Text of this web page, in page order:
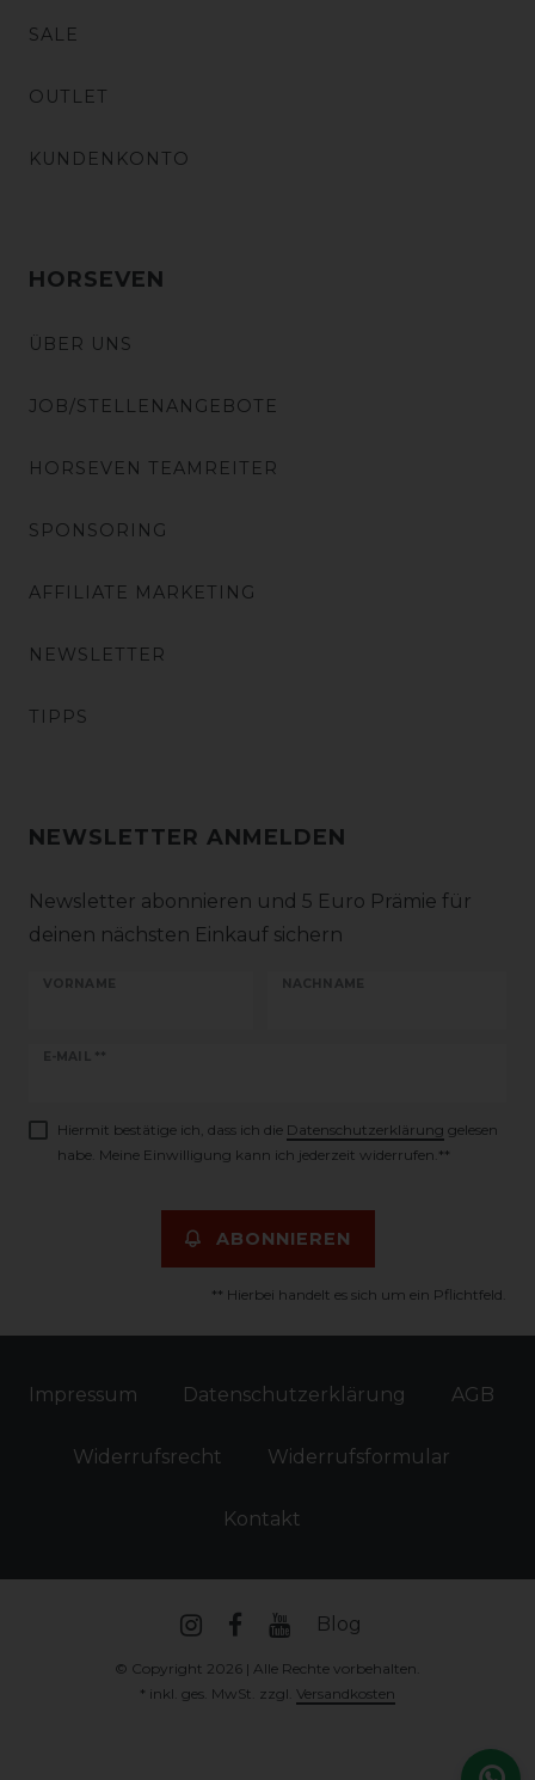
SALE
OUTLET
KUNDENKONTO
HORSEVEN
ÜBER UNS
JOB/STELLENANGEBOTE
HORSEVEN TEAMREITER
SPONSORING
AFFILIATE MARKETING
NEWSLETTER
TIPPS
NEWSLETTER ANMELDEN
Newsletter abonnieren und 5 Euro Prämie für
deinen nächsten Einkauf sichern
VORNAME NACHNAME
E-MAIL **
Newsletter
Hiermit bestätige ich, dass ich die Daten­schutz­erklärung gelesen
habe. Meine Einwilligung kann ich jederzeit widerrufen.**
ABONNIEREN
** Hierbei handelt es sich um ein Pflichtfeld.
Impressum Daten­schutz­erklärung AGB
Widerrufs­recht Widerrufs­formular
Kontakt
Blog
© Copyright 2026 | Alle Rechte vorbehalten.
* inkl. ges. MwSt. zzgl. Versandkosten